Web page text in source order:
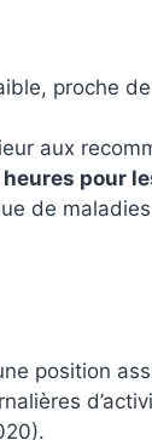
proche
aux
heures pour
de
position